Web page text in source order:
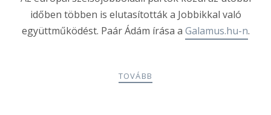
időben többen is elutasították a Jobbikkal való
együttműködést. Paár Ádám írása a Galamus.hu-n.
TOVÁBB